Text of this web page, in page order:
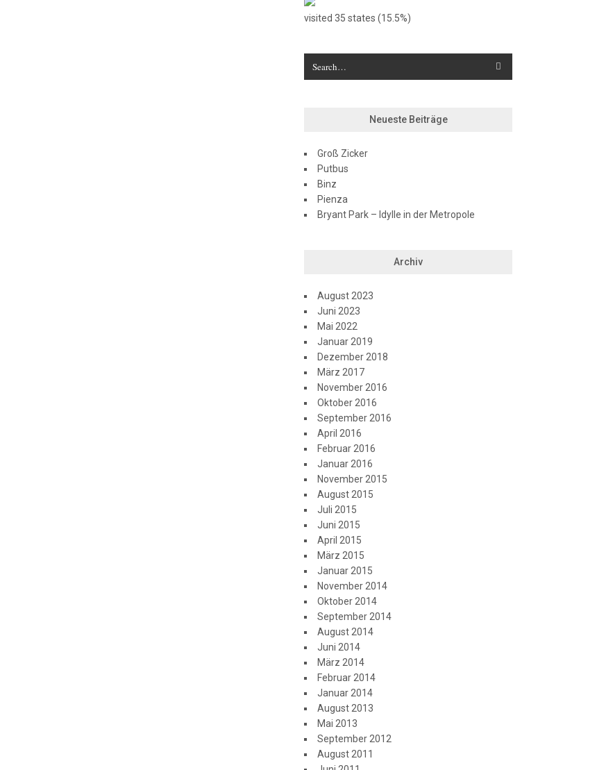
visited 35 states (15.5%)
Neueste Beiträge
Groß Zicker
Putbus
Binz
Pienza
Bryant Park – Idylle in der Metropole
Archiv
August 2023
Juni 2023
Mai 2022
Januar 2019
Dezember 2018
März 2017
November 2016
Oktober 2016
September 2016
April 2016
Februar 2016
Januar 2016
November 2015
August 2015
Juli 2015
Juni 2015
April 2015
März 2015
Januar 2015
November 2014
Oktober 2014
September 2014
August 2014
Juni 2014
März 2014
Februar 2014
Januar 2014
August 2013
Mai 2013
September 2012
August 2011